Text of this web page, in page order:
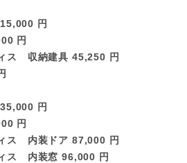
円
円
ス 収納建具 45,250 円
円
円
ス 内装ドア 87,000 円
ス 内装窓 96,000 円